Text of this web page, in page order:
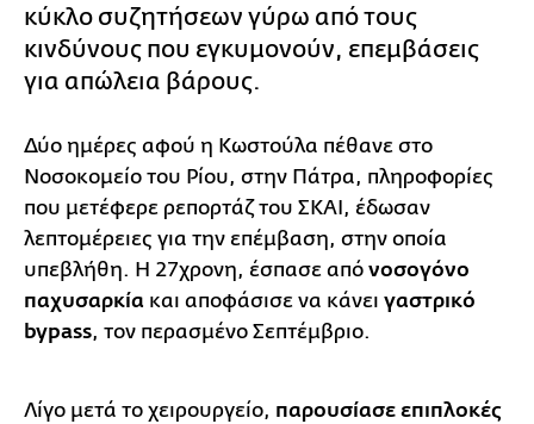
κύκλο συζητήσεων γύρω από τους
κινδύνους που εγκυμονούν, επεμβάσεις
για απώλεια βάρους.
Δύο ημέρες αφού η Κωστούλα πέθανε στο
Νοσοκομείο του Ρίου, στην Πάτρα, πληροφορίες
που μετέφερε ρεπορτάζ του ΣΚΑΙ, έδωσαν
λεπτομέρειες για την επέμβαση, στην οποία
υπεβλήθη. Η 27χρονη, έσπασε από νοσογόνο
παχυσαρκία και αποφάσισε να κάνει γαστρικό
bypass, τον περασμένο Σεπτέμβριο.
Λίγο μετά το χειρουργείο, παρουσίασε επιπλοκές